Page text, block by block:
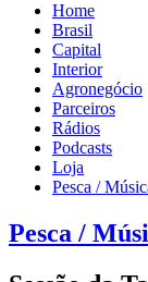
Home
Brasil
Capital
Interior
Agronegócio
Parceiros
Rádios
Podcasts
Loja
Pesca /
Pesca /